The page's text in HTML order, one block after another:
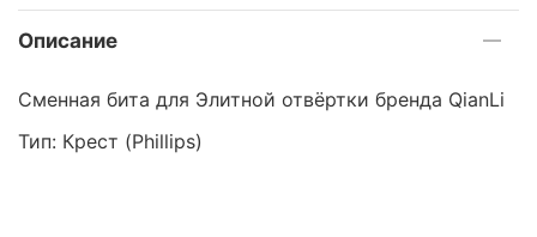
Описание
Сменная бита для Элитной отвёртки бренда QianLi
Тип: Крест (Phillips)